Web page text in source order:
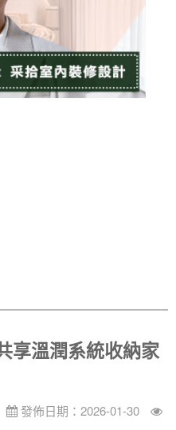
享溫潤系統收納家
發佈日期：2026-01-30